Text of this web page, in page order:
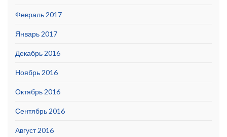
Февраль 2017
Январь 2017
Декабрь 2016
Ноябрь 2016
Октябрь 2016
Сентябрь 2016
Август 2016